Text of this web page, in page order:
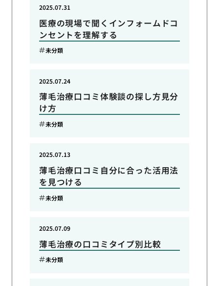
医療の現場で聞くインフォームドコ
ンセントを理解する
2025.07.31
未分類
薄毛治療口コミ体験談の探し方見分
け方
2025.07.24
未分類
薄毛治療口コミ自分に合った活用法
を見つける
2025.07.13
未分類
薄毛治療の口コミタイプ別比較
2025.07.09
未分類